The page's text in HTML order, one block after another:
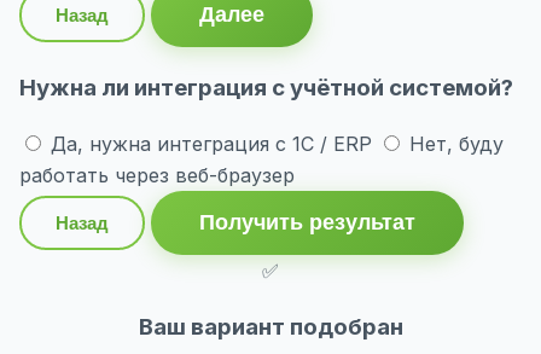
Назад Далее
Нужна ли интеграция с учётной системой?
Да, нужна интеграция с 1С / ERP
Нет, буду
работать через веб-браузер
Назад
Получить результат
✅
Ваш вариант подобран